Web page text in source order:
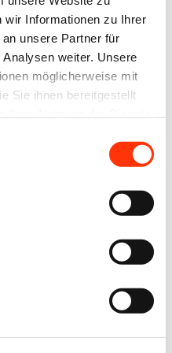
wir Informationen zu Ihrer
unsere Partner für
weiter. Unsere
möglicherweise mit
Sie ihnen bereitgestellt
Ihnen
Mail